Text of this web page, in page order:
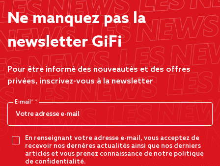
Ne manquez pas la
newsletter GiFi
Pour être informé des nouveautés et des offres
privées, inscrivez-vous à la newsletter
E-mail*
En renseignant votre adresse e-mail, vous acceptez de
recevoir nos dernères actualités ainsi que nos derniers
articles et vous prenez connaissance de notre politique
de confidentialité.